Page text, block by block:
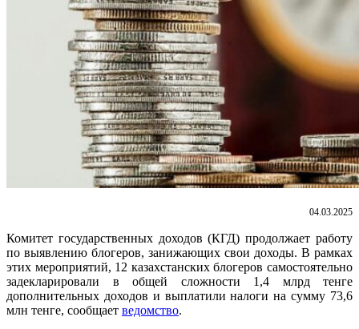
04.03.2025
Комитет государственных доходов (КГД) продолжает работу
по выявлению блогеров, занижающих свои доходы. В рамках
этих мероприятий, 12 казахстанских блогеров самостоятельно
задекларировали в общей сложности 1,4 млрд тенге
дополнительных доходов и выплатили налоги на сумму 73,6
млн тенге, сообщает ведомство.